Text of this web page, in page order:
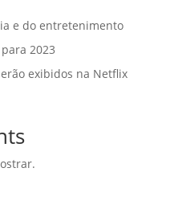
e do entretenimento
2023
exibidos na Netflix